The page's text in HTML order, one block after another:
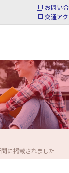
お問い
交通ア
に掲載されました